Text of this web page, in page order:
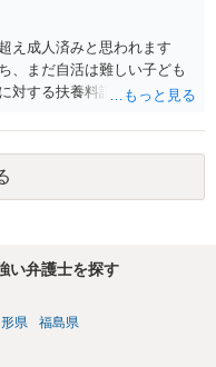
え成人済みと思われます
、まだ自活は難しい子ども
対する扶養料請求として法
は実子の進学費用の趣旨も
について貴殿が了解したわ
した場合には、支払を拒ん
制される可能性は低いとい
い弁護士を探す
県 福島県